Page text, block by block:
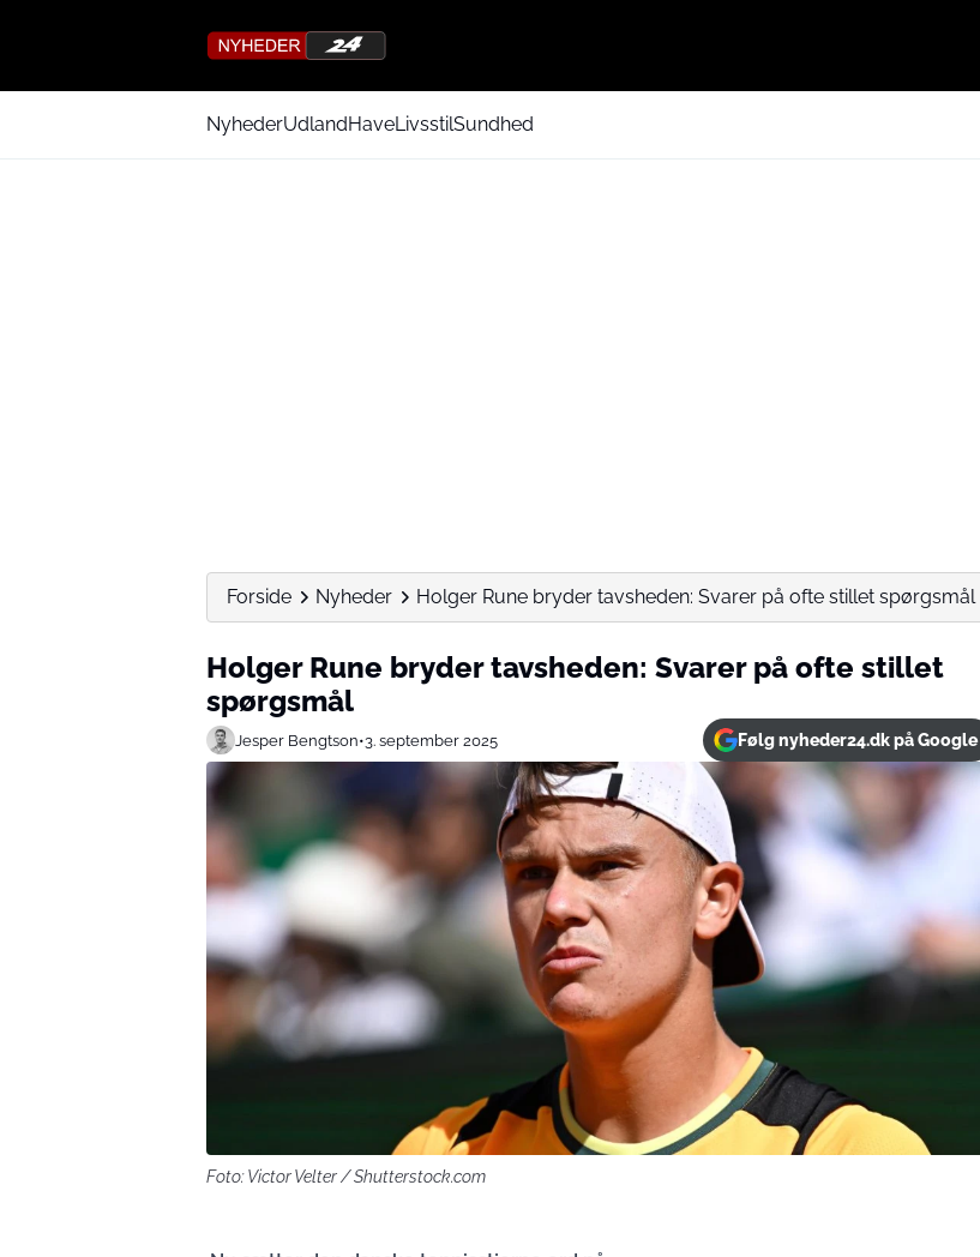
NyhederUdlandHaveLivsstilSundhed
Forside Nyheder Holger Rune bryder tavsheden: Svarer på ofte stillet spørgsmål
Holger Rune bryder tavsheden: Svarer på ofte stillet
spørgsmål
Jesper Bengtson•3. september 2025 Følg nyheder24.dk på Google
Foto: Victor Velter / Shutterstock.com